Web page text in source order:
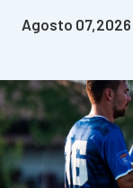
Agosto 07,2026